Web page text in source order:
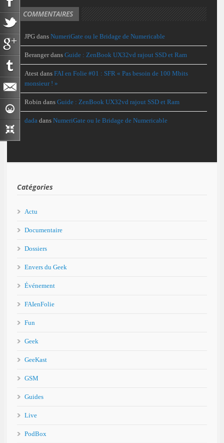
COMMENTAIRES
JPG dans NumeriGate ou le Bridage de Numericable
Berangerdans Guide : ZenBook UX32vd rajout SSD et Ram
Atest dans FAI en Folie #01 : SFR « Pas besoin de 100 Mbits
monsieur ! »
Robin dans Guide : ZenBook UX32vd rajout SSD et Ram
dada dans NumeriGate ou le Bridage de Numericable
Catégories
Actu
Documentaire
Dossiers
Envers du Geek
Événement
FAIenFolie
Fun
Geek
GeeKast
GSM
Guides
Live
PodBox